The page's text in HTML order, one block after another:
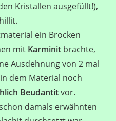
Kristallen ausgefüllt!),
ein Brocken
mit Karminit brachte,
Ausdehnung von 2 mal
dem Material noch
Beudantitvor.
damals erwähnten